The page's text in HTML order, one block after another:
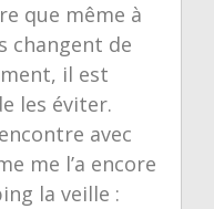
que même à
changent de
il est
les éviter.
avec
me l’a encore
la veille :